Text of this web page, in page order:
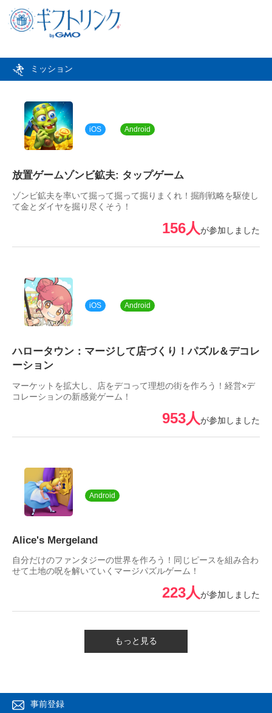
ミッション
iOS Android
放置ゲームゾンビ鉱夫: タップゲーム
ゾンビ鉱夫を率いて掘って掘って掘りまくれ！掘削戦略を駆使し
て金とダイヤを掘り尽くそう！
156人が参加しました
iOS Android
ハロータウン：マージして店づくり！パズル＆デコレ
ーション
マーケットを拡大し、店をデコって理想の街を作ろう！経営×デ
コレーションの新感覚ゲーム！
953人が参加しました
Android
Alice's Mergeland
自分だけのファンタジーの世界を作ろう！同じピースを組み合わ
せて土地の呪を解いていくマージパズルゲーム！
223人が参加しました
もっと見る
事前登録